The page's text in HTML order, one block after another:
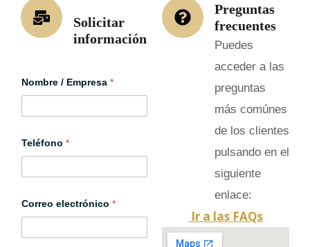
Solicitar
información
Nombre / Empresa *
o
l
t
c
a
o
Teléfono *
Correo electrónico *
Preguntas
frecuentes
Puedes
acceder a las
preguntas
más comúnes
de los clientes
pulsando en el
siguiente
enlace:
Ir a las FAQs